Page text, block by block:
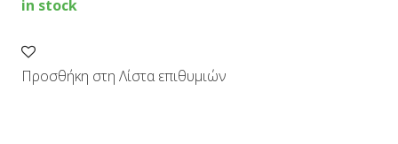
in stock
Προσθήκη στη Λίστα επιθυμιών